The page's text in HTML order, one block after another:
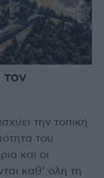
τον
την τοπική
του
και οι
καθ’ όλη τη